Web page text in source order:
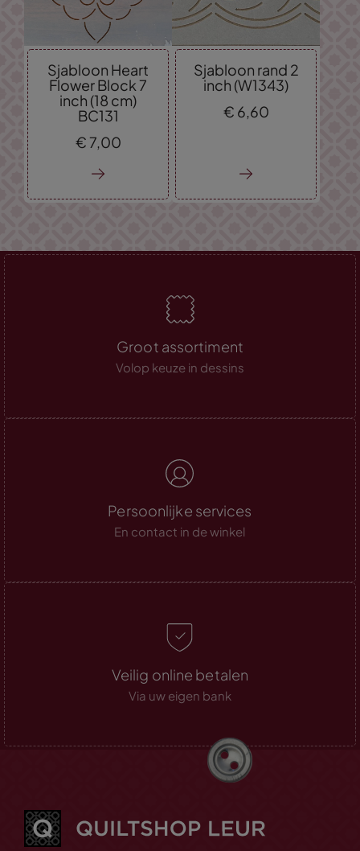
Sjabloon Heart
Flower Block 7
inch (18 cm)
BC131
€ 7, 00
Sjabloon rand 2
inch (W1343)
€ 6, 60
Groot assortiment
Volop keuze in dessins
Persoonlijke services
En contact in de winkel
Veilig online betalen
Via uw eigen bank